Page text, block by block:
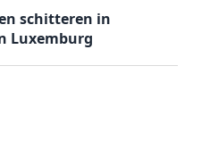
schitteren in
Luxemburg